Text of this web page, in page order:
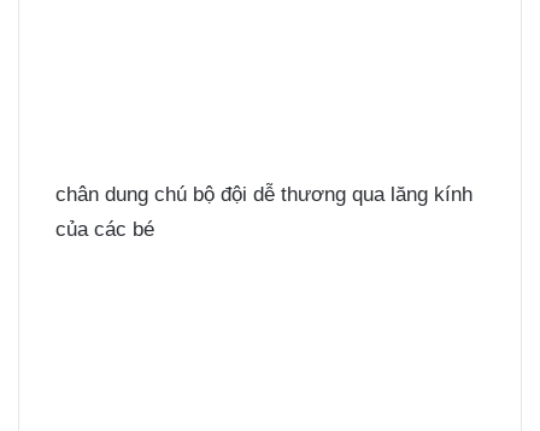
chân dung chú bộ đội dễ thương qua lăng kính
của các bé